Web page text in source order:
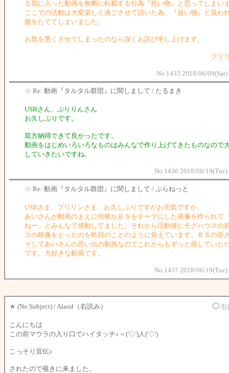
る気に入った動画を無断に転載する行為『拾い物』と思ってしまい
ここでの活動は大変楽しく過ごさせて頂いた為、『拾い物』と扱わ
腹をたててしまいました。
お気を悪くさせてしまったのなら深くお詫び申し上げます。
プリリ
No.1435 2018/06/
☆ Re: 動画『タルタル群団』に関しまして / たるまき
USBさん、ぷりりんさん
お久しぶりです。
双方納得できて良かったです。
動画をはじめいろいろなものはみんなで作り上げてきたものなので
していきたいですね。
No.1436 2018/06/
☆ Re: 動画『タルタル群団』に関しまして / ぷらねっと
USBさま、プリリンさま、お久しぶりですがお元気ですか。
あいさんが動画のまえに何枚かＢＳをテーマにした画像を作られて
ねー」とみんなで感動してました。それから活動後にモグハウスの
スの映像をとったのを昨日のことのように覚えています。ＢＳの皆
そしてあいさんの思い出の動画なのでこれからもずっと残していた
です。大好きな動画です。
No.1437 2018/06/
★ (No Subject) / Alaod（右読み） 引
こんにちは
この前マウラの入り口でハイタッチ♪＜('◇')人('◇')ゞ
こっそり宣伝♪
されたので覗きに来ました。